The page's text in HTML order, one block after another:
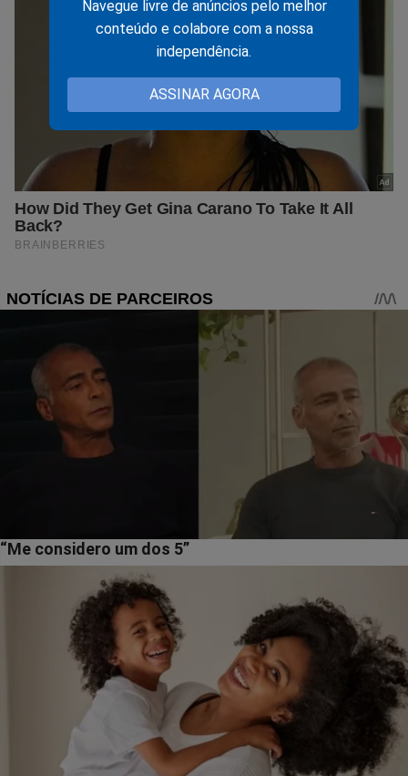
Navegue livre de anúncios pelo melhor
conteúdo e colabore com a nossa
independência.
ASSINAR AGORA